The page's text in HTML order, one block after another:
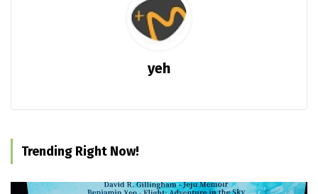
yeh
Trending Right Now!